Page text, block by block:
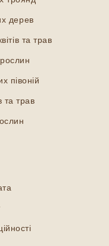
дерев
та трав
півоній
та трав